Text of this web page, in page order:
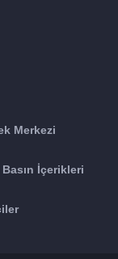
Merkezi
Basın İçerikleri